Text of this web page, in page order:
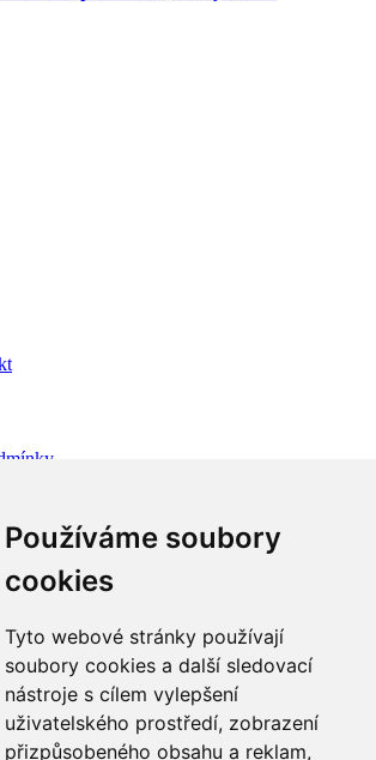
Používáme soubory
cookies
Tyto webové stránky používají
soubory cookies a další sledovací
nástroje s cílem vylepšení
uživatelského prostředí, zobrazení
přizpůsobeného obsahu a reklam,